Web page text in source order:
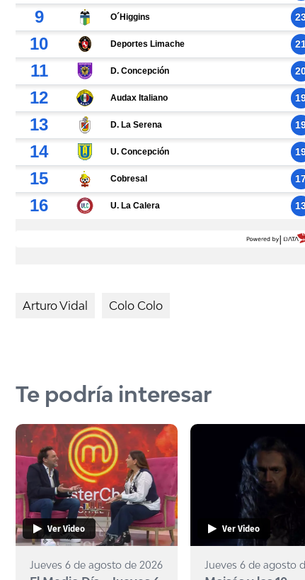
Arturo Vidal Colo Colo
Te podría interesar
Ver Video
Jueves 6 de agosto de 2026
Ver Video
Jueves 6 de agosto